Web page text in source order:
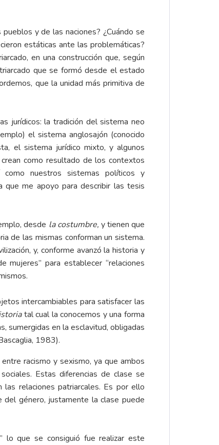
y de las naciones? ¿Cuándo se
estáticas ante las problemáticas?
en una construcción que, según
que se formó desde el estado
que la unidad más primitiva de
jurídicos: la tradición del sistema neo
el sistema anglosajón (conocido
el sistema jurídico mixto, y algunos
como resultado de los contextos
nuestros sistemas políticos y
me apoyo para describir las tesis
desde la costumbre, y tienen que
de las mismas conforman un sistema.
y, conforme avanzó la historia y
mujeres” para establecer “relaciones
intercambiables para satisfacer las
tal cual la conocemos y una forma
sumergidas en la esclavitud, obligadas
1983).
racismo y sexismo, ya que ambos
Estas diferencias de clase se
las relaciones patriarcales. Es por ello
género, justamente la clase puede
lo que se consiguió fue realizar este